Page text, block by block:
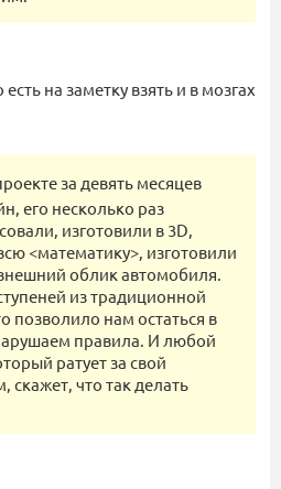
на заметку взять и в мозгах
за девять месяцев
его несколько раз
изготовили в 3D,
<математику>, изготовили
облик автомобиля.
из традиционной
позволило нам остаться в
правила. И любой
ратует за свой
скажет, что так делать